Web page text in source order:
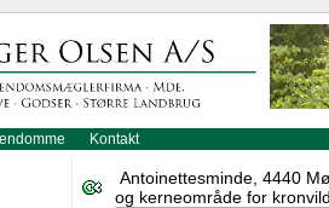
Kontakt
Antoinettesminde, 4440
og kerneområde for